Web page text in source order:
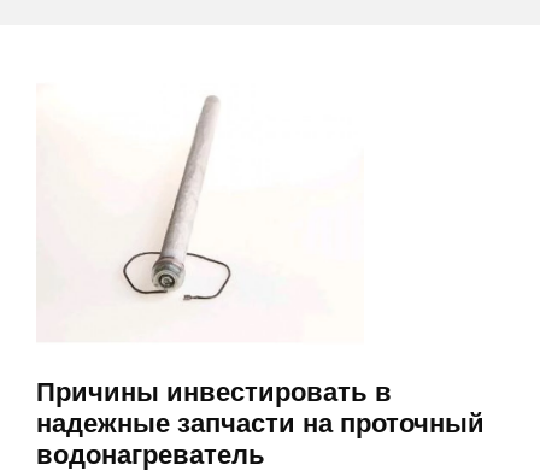
Причины инвестировать в
надежные запчасти на проточный
водонагреватель